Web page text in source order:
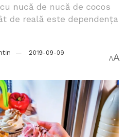
nucă de nucă de cocos
de reală este dependența
2019-09-09
AA